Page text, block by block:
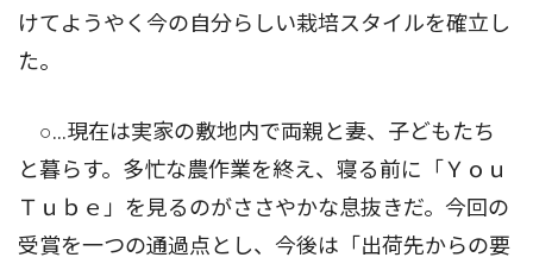
けてようやく今の自分らしい栽培スタイルを確立し
た。
○…現在は実家の敷地内で両親と妻、子どもたち
と暮らす。多忙な農作業を終え、寝る前に「Ｙｏｕ
Ｔｕｂｅ」を見るのがささやかな息抜きだ。今回の
受賞を一つの通過点とし、今後は「出荷先からの要